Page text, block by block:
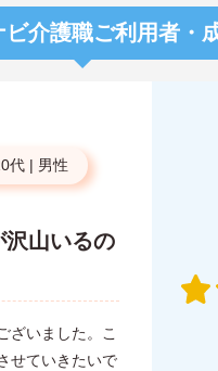
ビ介護職ご利用者・
代 | 男性
沢山いるの
ざいました。こ
せていきたいで